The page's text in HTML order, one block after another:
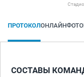
ПРОТОКОЛОНЛАЙНФОТО
СОСТАВЫ